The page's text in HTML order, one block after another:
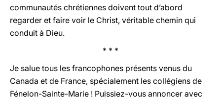
communautés chrétiennes doivent tout d’abord
regarder et faire voir le Christ, véritable chemin qui
conduit à Dieu.
* * *
Je salue tous les francophones présents venus du
Canada et de France, spécialement les collégiens de
Fénelon-Sainte-Marie ! Puissiez-vous annoncer avec